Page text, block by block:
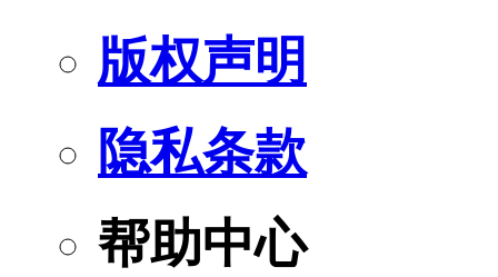
版权声明
隐私条款
帮助中心